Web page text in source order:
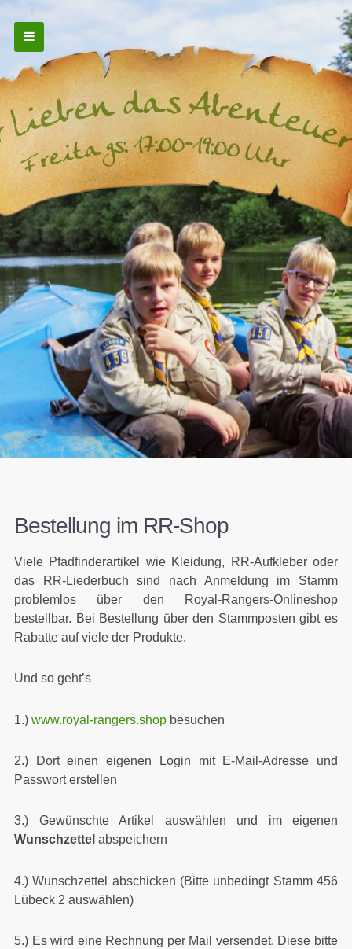
Bestellung im RR-Shop
Viele Pfadfinderartikel wie Kleidung, RR-Aufkleber oder
das RR-Liederbuch sind nach Anmeldung im Stamm
problemlos über den Royal-Rangers-Onlineshop
bestellbar. Bei Bestellung über den Stammposten gibt es
Rabatte auf viele der Produkte.
Und so geht’s
1.) www.royal-rangers.shop besuchen
2.) Dort einen eigenen Login mit E-Mail-Adresse und
Passwort erstellen
3.) Gewünschte Artikel auswählen und im eigenen
Wunschzettel abspeichern
4.) Wunschzettel abschicken (Bitte unbedingt Stamm 456
Lübeck 2 auswählen)
5.) Es wird eine Rechnung per Mail versendet. Diese bitte